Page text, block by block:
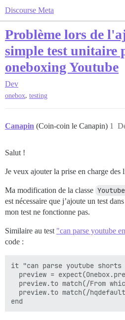
Discourse Meta
Problème lors de
simple test unitaire
oneboxing Youtube
Dev
onebox, testing
Canapin (Coin-coin le Canapin) 1
Salut !
Je veux ajouter la prise en charge des
Ma modification de la classe
est nécessaire que j’ajoute un test dans
mon test ne fonctionne pas.
Similaire au test "can parse youtube
code :
it "can parse youtube
preview =
preview.to match(/From
preview.to match(/